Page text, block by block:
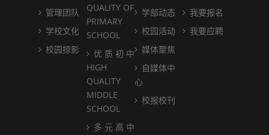
管理团队
学校文化
校园掠影
QUALITY OF
PRIMARY
SCHOOL
优 质 初 中
HIGH
QUALITY
MIDDLE
SCHOOL
多 元 高 中
学部动态
校园活动
媒体聚焦
自媒体中
心
校报校刊
我要报名
我要应聘